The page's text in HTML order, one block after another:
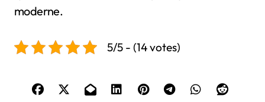
moderne.
5/5 - (14 votes)